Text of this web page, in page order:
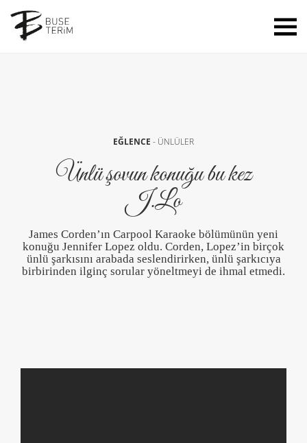
EĞLENCE - ÜNLÜLER
Ünlü şovun konuğu bu kez
J.Lo
James Corden’ın Carpool Karaoke bölümünün yeni
konuğu Jennifer Lopez oldu. Corden, Lopez’in birçok
ünlü şarkısını arabada seslendirirken, ünlü şarkıcıya
birbirinden ilginç sorular yöneltmeyi de ihmal etmedi.